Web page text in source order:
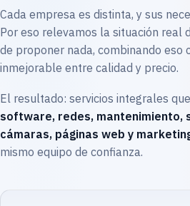
Cada empresa es distinta, y sus
Por eso relevamos la situación real
de proponer nada, combinando eso
inmejorable entre calidad y precio.
El resultado: servicios integrales
software, redes, mantenimiento,
cámaras, páginas web y
mismo equipo de confianza.